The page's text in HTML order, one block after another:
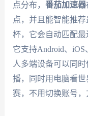
点分布， 番茄加速器
点，并且能智能推
杯，它会自动匹配最
它支持Android、iOS
人多端设备可以同
播，同时用电脑看
赛，不用切换账号，